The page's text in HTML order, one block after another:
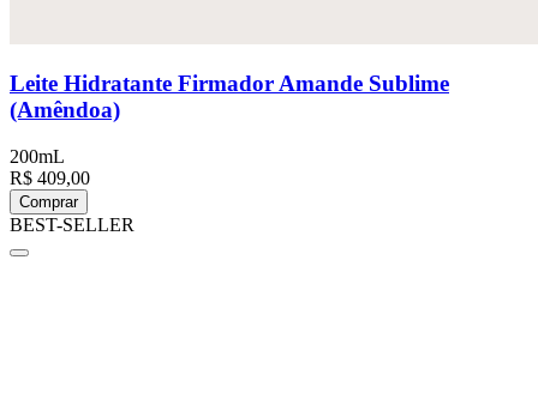
Leite Hidratante Firmador Amande Sublime
(Amêndoa)
200mL
R$ 409,00
Comprar
BEST-SELLER